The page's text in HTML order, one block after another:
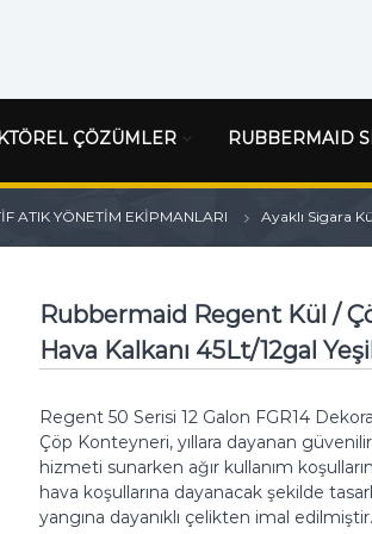
ÇÖZÜMLER RUBBERMAID
ATIK YÖNETİM EKİPMANLARI Ayaklı Sigara
Rubbermaid Regent Kül /
Hava Kalkanı 45Lt/12gal
Regent 50 Serisi 12 Galon FGR14
Çöp Konteyneri, yıllara dayanan
hizmeti sunarken ağır kullanım
hava koşullarına dayanacak şekilde
yangına dayanıklı çelikten imal edilmiştir.